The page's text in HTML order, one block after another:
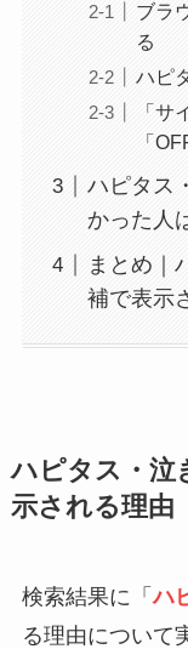
ブラ
る
ハピ
「
「
ハピタス
かった人
まとめ｜
補で表示
ハピタス・泣
示される理由
検索結果に「ハ
る理由について